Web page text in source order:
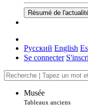
Résumé de
Русский English
Se connecter
Musée
Tableaux anciens